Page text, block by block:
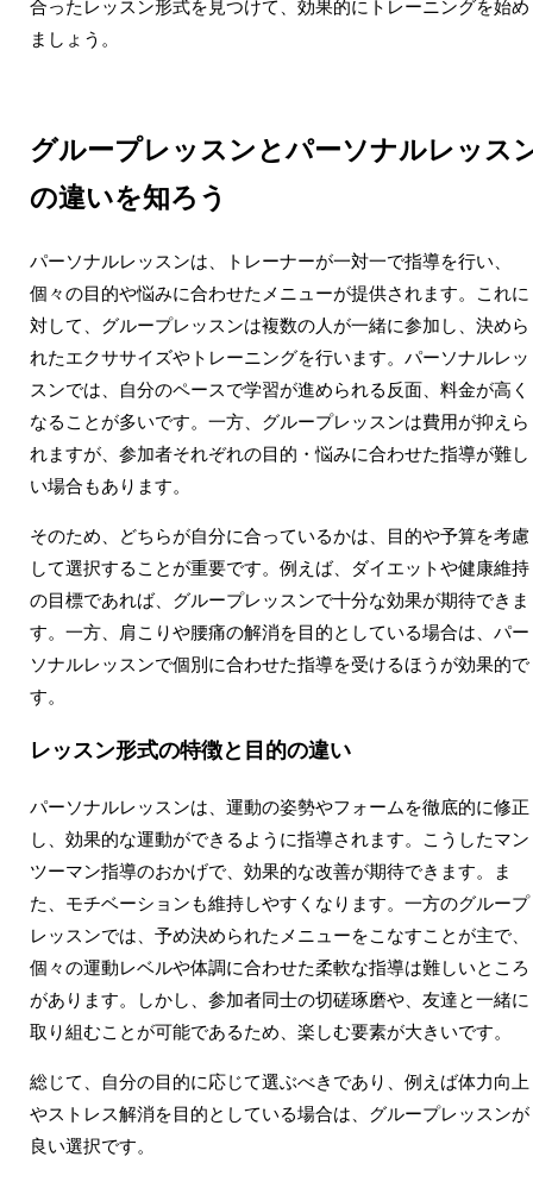
合ったレッスン形式を見つけて、効果的にトレーニングを始め
ましょう。
グループレッスンとパーソナルレッス
の違いを知ろう
パーソナルレッスンは、トレーナーが一対一で指導を行い、
個々の目的や悩みに合わせたメニューが提供されます。これに
対して、グループレッスンは複数の人が一緒に参加し、決めら
れたエクササイズやトレーニングを行います。パーソナルレッ
スンでは、自分のペースで学習が進められる反面、料金が高く
なることが多いです。一方、グループレッスンは費用が抑えら
れますが、参加者それぞれの目的・悩みに合わせた指導が難し
い場合もあります。
そのため、どちらが自分に合っているかは、目的や予算を考慮
して選択することが重要です。例えば、ダイエットや健康維持
の目標であれば、グループレッスンで十分な効果が期待できま
す。一方、肩こりや腰痛の解消を目的としている場合は、パー
ソナルレッスンで個別に合わせた指導を受けるほうが効果的で
す。
レッスン形式の特徴と目的の違い
パーソナルレッスンは、運動の姿勢やフォームを徹底的に修正
し、効果的な運動ができるように指導されます。こうしたマン
ツーマン指導のおかげで、効果的な改善が期待できます。ま
た、モチベーションも維持しやすくなります。一方のグループ
レッスンでは、予め決められたメニューをこなすことが主で、
個々の運動レベルや体調に合わせた柔軟な指導は難しいところ
があります。しかし、参加者同士の切磋琢磨や、友達と一緒に
取り組むことが可能であるため、楽しむ要素が大きいです。
総じて、自分の目的に応じて選ぶべきであり、例えば体力向上
やストレス解消を目的としている場合は、グループレッスンが
良い選択です。